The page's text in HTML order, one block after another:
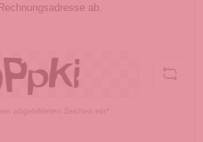
ab.
abgebildeten Zeichen ein*